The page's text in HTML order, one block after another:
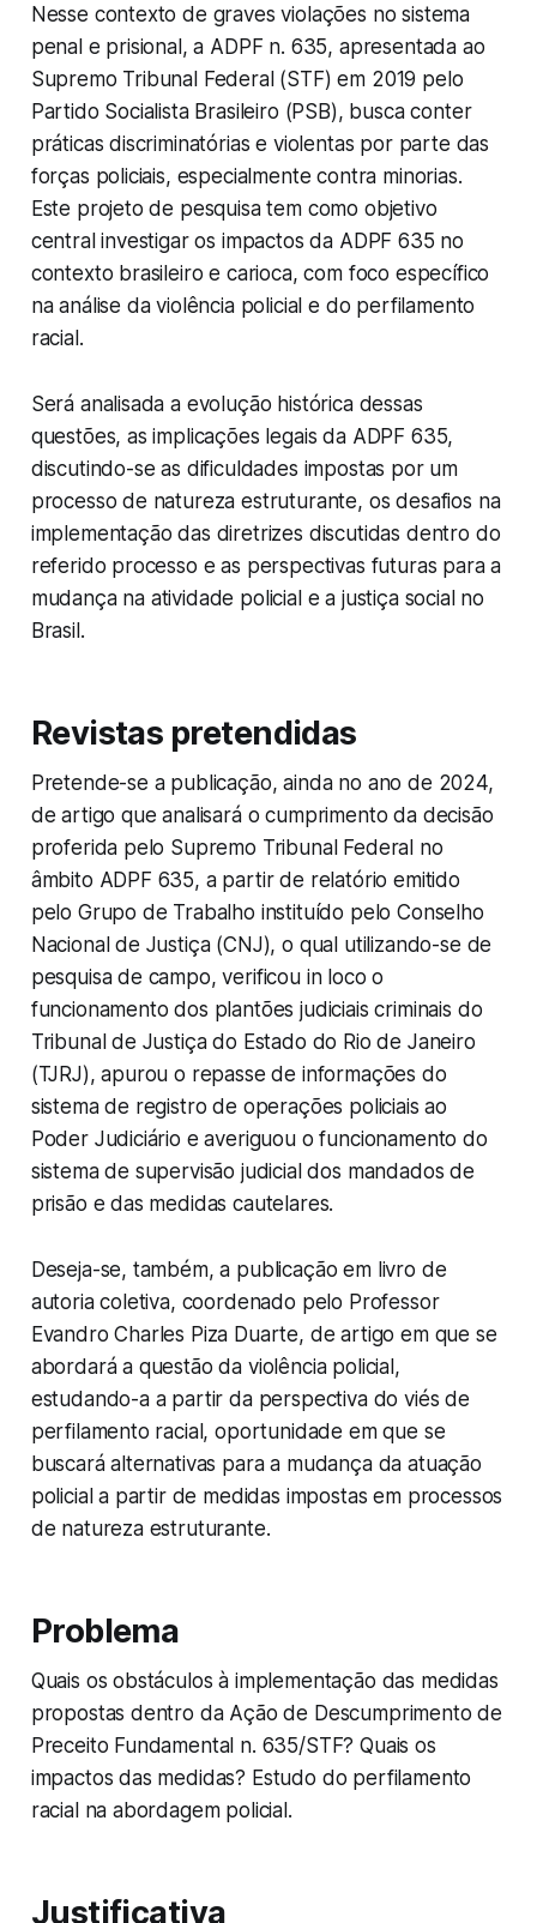
Nesse contexto de graves violações no sistema
penal e prisional, a ADPF n. 635, apresentada ao
Supremo Tribunal Federal (STF) em 2019 pelo
Partido Socialista Brasileiro (PSB), busca conter
práticas discriminatórias e violentas por parte das
forças policiais, especialmente contra minorias.
Este projeto de pesquisa tem como objetivo
central investigar os impactos da ADPF 635 no
contexto brasileiro e carioca, com foco específico
na análise da violência policial e do perfilamento
racial.
Será analisada a evolução histórica dessas
questões, as implicações legais da ADPF 635,
discutindo-se as dificuldades impostas por um
processo de natureza estruturante, os desafios na
implementação das diretrizes discutidas dentro do
referido processo e as perspectivas futuras para a
mudança na atividade policial e a justiça social no
Brasil.
Revistas pretendidas
Pretende-se a publicação, ainda no ano de 2024,
de artigo que analisará o cumprimento da decisão
proferida pelo Supremo Tribunal Federal no
âmbito ADPF 635, a partir de relatório emitido
pelo Grupo de Trabalho instituído pelo Conselho
Nacional de Justiça (CNJ), o qual utilizando-se de
pesquisa de campo, verificou in loco o
funcionamento dos plantões judiciais criminais do
Tribunal de Justiça do Estado do Rio de Janeiro
(TJRJ), apurou o repasse de informações do
sistema de registro de operações policiais ao
Poder Judiciário e averiguou o funcionamento do
sistema de supervisão judicial dos mandados de
prisão e das medidas cautelares.
Deseja-se, também, a publicação em livro de
autoria coletiva, coordenado pelo Professor
Evandro Charles Piza Duarte, de artigo em que se
abordará a questão da violência policial,
estudando-a a partir da perspectiva do viés de
perfilamento racial, oportunidade em que se
buscará alternativas para a mudança da atuação
policial a partir de medidas impostas em processos
de natureza estruturante.
Problema
Quais os obstáculos à implementação das medidas
propostas dentro da Ação de Descumprimento de
Preceito Fundamental n. 635/STF? Quais os
impactos das medidas? Estudo do perfilamento
racial na abordagem policial.
Justificativa